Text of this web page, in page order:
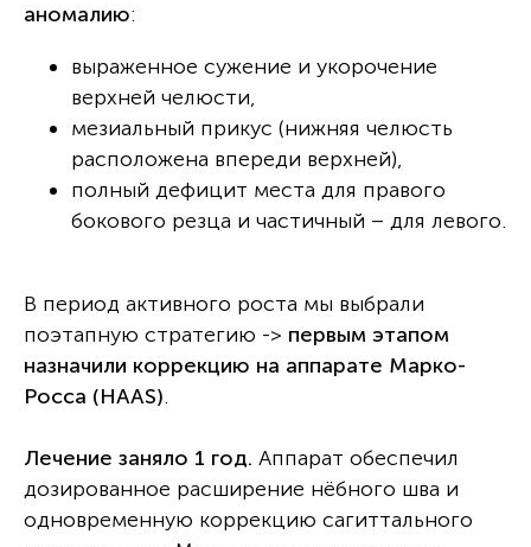
аномалию:
выраженное сужение и укорочение
верхней челюсти,
мезиальный прикус (нижняя челюсть
расположена впереди верхней),
полный дефицит места для правого
бокового резца и частичный – для левого.
В период активного роста мы выбрали
поэтапную стратегию -> первым этапом
назначили коррекцию на аппарате Марко-
Росса (HAAS).
Лечение заняло 1 год. Аппарат обеспечил
дозированное расширение нёбного шва и
одновременную коррекцию сагиттального